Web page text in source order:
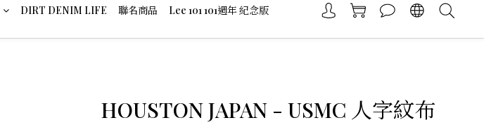
DIRT DENIM LIFE 聯名商品 Lee 101 101週年 紀念版
HOUSTON JAPAN - USMC 人字紋布